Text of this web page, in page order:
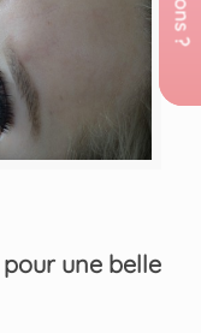
une belle